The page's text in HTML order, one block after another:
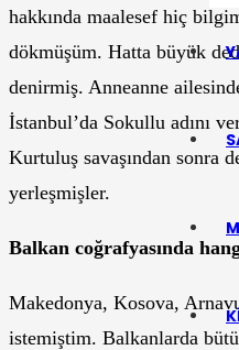
hakkında maalesef hiç
dökmüşüm. Hatta büyük
denirmiş. Anneanne
İstanbul’da Sokullu adını
Kurtuluş savaşından sonra
yerleşmişler.
Balkan coğrafyasında
Makedonya, Kosova,
istemiştim. Balkanlarda